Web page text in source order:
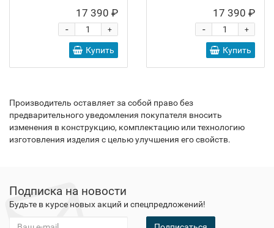
17 390 ₽
+
-
Купить
17 390 ₽
+
-
Купить
Производитель оставляет за собой право без
предварительного уведомления покупателя вносить
изменения в конструкцию, комплектацию или технологию
изготовления изделия с целью улучшения его свойств.
Подписка на новости
Будьте в курсе новых акций и спецпредложений!